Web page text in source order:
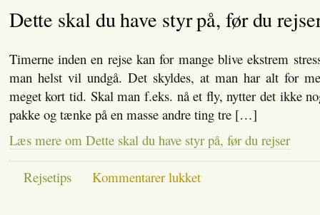
Dette skal du have styr på, før du
Timerne inden en rejse kan for mange blive ekstrem
man helst vil undgå. Det skyldes, at man har alt for
meget kort tid. Skal man f.eks. nå et fly, nytter det ikke
pakke og tænke på en masse andre ting tre […]
Læs mere om Dette skal du have styr på, før du rejser
Rejsetips Kommentarer lukkettil
Dette